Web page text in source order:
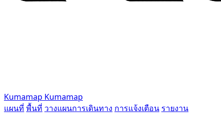
Kumamap Kumamap
แผนที่ พื้นที่ วางแผนการเดินทาง การแจ้งเตือน รายงาน